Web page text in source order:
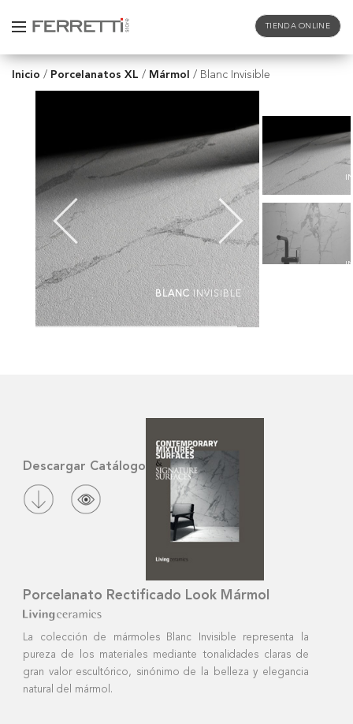
TIENDA ONLINE
Inicio / Porcelanatos XL / Mármol / Blanc Invisible
BLANC INVISIBLE
Descargar Catálogo
Porcelanato Rectificado Look Mármol
La colección de mármoles Blanc Invisible representa la
pureza de los materiales mediante tonalidades claras de
gran valor escultórico, sinónimo de la belleza y elegancia
natural del mármol.